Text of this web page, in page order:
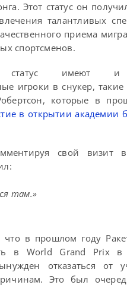
Этот статус он
талантливых
приема
спортсменов.
статус имеют и
игроки в снукер, такие
которые в
в открытии академии
свой визит
там.»
что в прошлом году
в World Grand Prix в
отказаться от
Это был